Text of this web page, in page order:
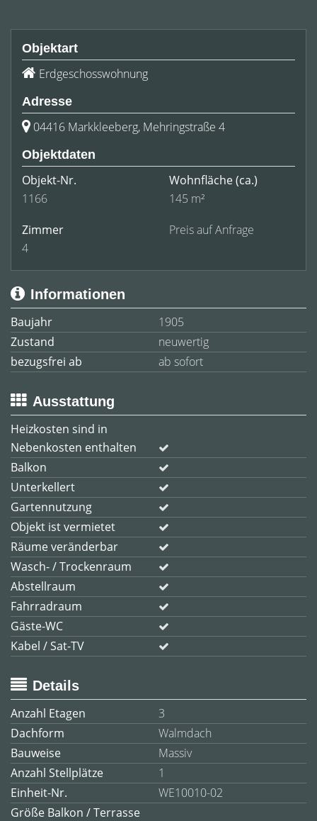
Objektart
Erdgeschosswohnung
Adresse
04416 Markkleeberg, Mehringstraße 4
Objektdaten
Objekt-Nr.
1166
Wohnfläche(ca.)
145 m²
Zimmer
4
Preis auf Anfrage
Informationen
Baujahr
1905
Zustand
neuwertig
bezugsfrei ab
ab sofort
Ausstattung
Heizkosten sind in
Nebenkosten enthalten
Balkon
Unterkellert
Gartennutzung
Objekt ist vermietet
Räume veränderbar
Wasch- / Trockenraum
Abstellraum
Fahrradraum
Gäste-WC
Kabel / Sat-TV
Details
Anzahl Etagen
3
Dachform
Walmdach
Bauweise
Massiv
Anzahl Stellplätze
1
Einheit-Nr.
WE10010-02
Größe Balkon / Terrasse